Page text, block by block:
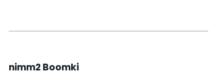
nimm2 Boomki